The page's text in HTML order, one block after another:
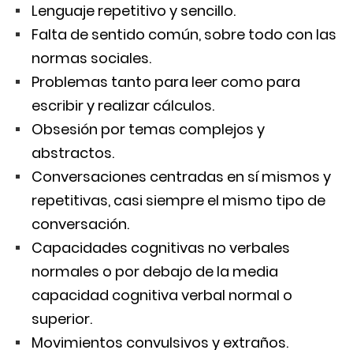
Lenguaje repetitivo y sencillo.
Falta de sentido común, sobre todo con las
normas sociales.
Problemas tanto para leer como para
escribir y realizar cálculos.
Obsesión por temas complejos y
abstractos.
Conversaciones centradas en sí mismos y
repetitivas, casi siempre el mismo tipo de
conversación.
Capacidades cognitivas no verbales
normales o por debajo de la media
capacidad cognitiva verbal normal o
superior.
Movimientos convulsivos y extraños.